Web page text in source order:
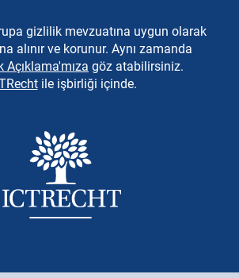
gizlilik mevzuatına uygun olarak
alınır ve korunur. Aynı zamanda
göz atabilirsiniz.
ile işbirliği içinde.